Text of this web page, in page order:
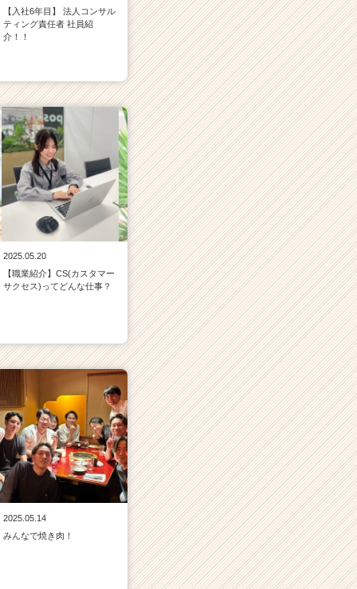
【入社6年目】 法人コンサル
ティング責任者 社員紹
介！！
2025.05.20
【職業紹介】CS(カスタマー
サクセス)ってどんな仕事？
2025.05.14
みんなで焼き肉！